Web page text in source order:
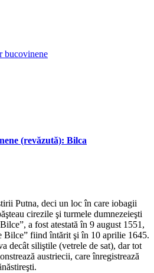
bucovinene
(revăzută): Bilca
Putna, deci un loc în care iobagii
cirezile şi turmele dumnezeieşti
a fost atestată în 9 august 1551,
Bilce” fiind întărit şi în 10 aprilie 1645.
decât siliştile (vetrele de sat), dar tot
austriecii, care înregistrează